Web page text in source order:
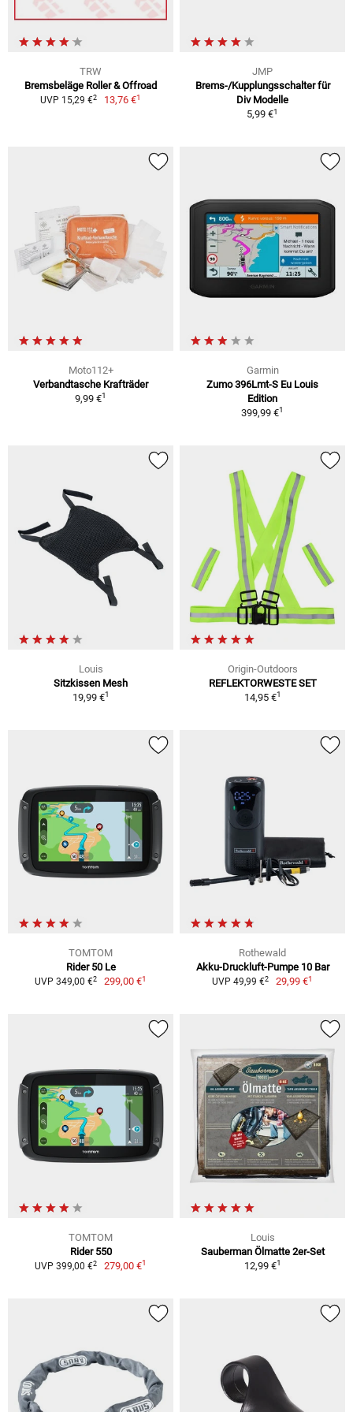
TRW
Bremsbeläge Roller & Offroad
UVP 15,29 €2 13,76 €1
JMP
Brems-/Kupplungsschalter für
Div Modelle
5,99 €1
Moto112+
Verbandtasche Krafträder
9,99 €1
Garmin
Zumo 396Lmt-S Eu Louis
Edition
399,99 €1
Louis
Sitzkissen Mesh
19,99 €1
Origin-Outdoors
REFLEKTORWESTE SET
14,95 €1
TOMTOM
Rider 50 Le
UVP 349,00 €2 299,00 €1
Rothewald
Akku-Druckluft-Pumpe 10 Bar
UVP 49,99 €2 29,99 €1
TOMTOM
Rider 550
UVP 399,00 €2 279,00 €1
Louis
Sauberman Ölmatte 2er-Set
12,99 €1